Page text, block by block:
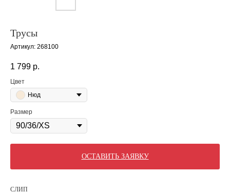
Трусы
Артикул: 268100
1 799 р.
Цвет
Нюд
Размер
ОСТАВИТЬ ЗАЯВКУ
СЛИП